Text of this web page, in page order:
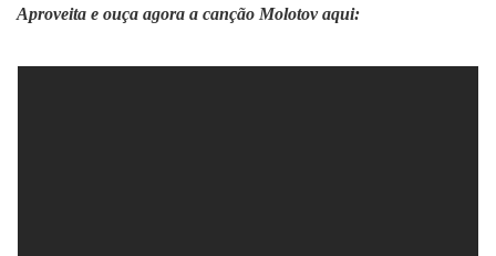
Aproveita e ouça agora a canção Molotov aqui: